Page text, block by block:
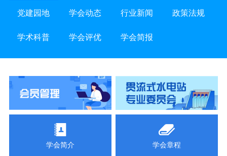
党建园地 学会动态 行业新闻 政策法规
学术科普 学会评优 学会简报
学会简介 学会章程